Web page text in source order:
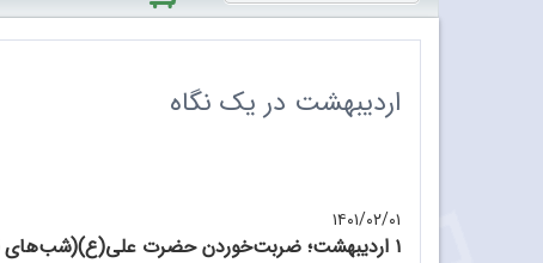
اردیبهشت در یک نگاه
۱۴۰۱/۰۲/۰۱
۱ اردیبهشت؛ ضربت‌خوردن حضرت علی(ع)(شب‌های قدر)، روز بزرگداشت سعدی